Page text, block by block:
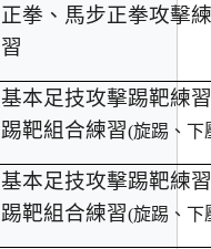
正拳、馬步正拳攻擊
習
基本足技攻擊踢靶練習
踢靶組合練習(旋踢、下
基本足技攻擊踢靶練習
踢靶組合練習(旋踢、下